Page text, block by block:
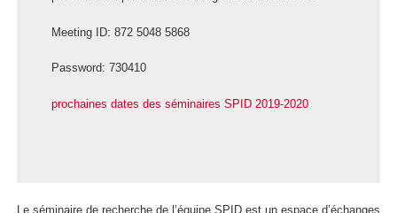
Meeting ID: 872 5048 5868
Password: 730410
prochaines dates des séminaires SPID 2019-2020
Le séminaire de recherche de l’équipe SPID est un espace d’échanges